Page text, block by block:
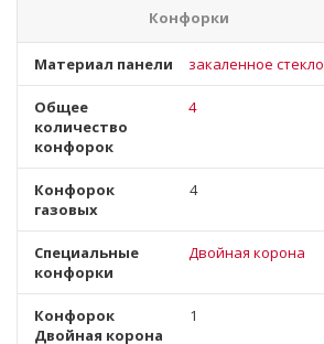
Конфорки
Материал панели закаленное стекло
Общее
количество
конфорок
4
Конфорок
газовых
4
Специальные
конфорки
Двойная корона
Конфорок
Двойная корона
1